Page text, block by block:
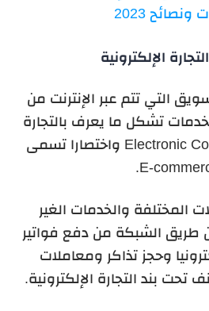
2023
الإلكترونية
التي تتم عبر الإنترنت من
تشكل ما يعرف بالتجارة
الإلكترونية Electronic Commerce واختصارا تسمى
E-
المختلفة والخدمات الغير
طريق الشبكة من دفع فواتير
وحجز تذاكر ومعاملات
بند التجارة الإلكترونية.